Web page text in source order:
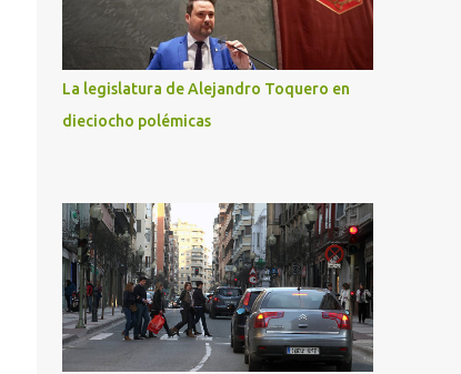
La legislatura de Alejandro Toquero en
dieciocho polémicas